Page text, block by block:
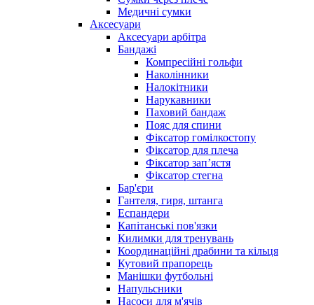
Медичні сумки
Аксесуари
Аксесуари арбітра
Бандажі
Компресійні гольфи
Наколінники
Налокітники
Нарукавники
Паховий бандаж
Пояс для спини
Фіксатор гомілкостопу
Фіксатор для плеча
Фіксатор запʼястя
Фіксатор стегна
Бар'єри
Гантеля, гиря, штанга
Еспандери
Капітанські пов'язки
Килимки для тренувань
Координаційні драбини та кільця
Кутовий прапорець
Манішки футбольні
Напульсники
Насоси для м'ячів